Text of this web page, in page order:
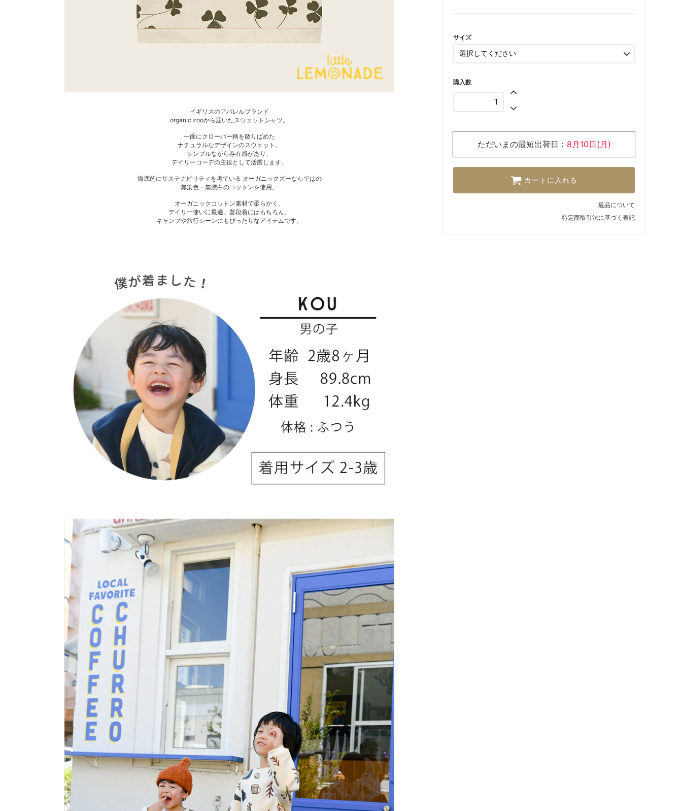
サイズ
購入数
ただいまの最短出荷日： 8月10日(月)
カートに入れる
返品について
特定商取引法に基づく表記
イギリスのアパレルブランド
organic zooから届いたスウェットシャツ。
一面にクローバー柄を散りばめた
ナチュラルなデザインのスウェット。
シンプルながら存在感があり、
デイリーコーデの主役として活躍します。
徹底的にサステナビリティを考ている オーガニックズーならではの
無染色・無漂白のコットンを使用。
オーガニックコットン素材で柔らかく、
デイリー使いに最適。普段着にはもちろん、
キャンプや旅行シーンにもぴったりなアイテムです。